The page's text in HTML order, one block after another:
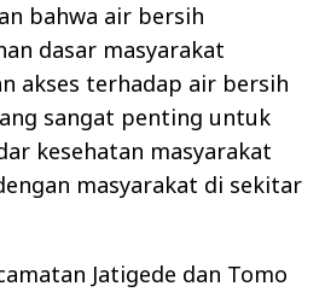
bahwa air bersih
dasar masyarakat
akses terhadap air bersih
sangat penting untuk
kesehatan masyarakat
masyarakat di sekitar
Jatigede dan Tomo